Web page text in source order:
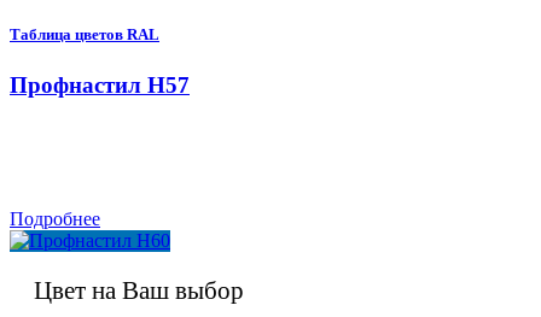
Таблица цветов RAL
Профнастил Н57
Подробнее
Цвет на Ваш выбор